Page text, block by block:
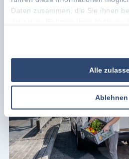
Daten zusammen, die Sie ihnen
Alle
Ablehnen
Preisliste herunterladen